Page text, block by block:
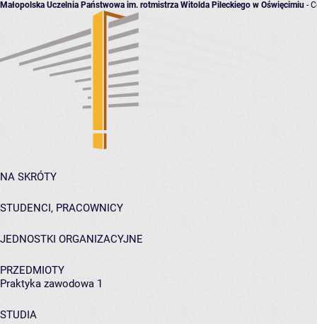
Małopolska Uczelnia Państwowa im. rotmistrza Witolda Pileckiego w Oświęcimiu -
NA SKRÓTY
STUDENCI, PRACOWNICY
JEDNOSTKI ORGANIZACYJNE
PRZEDMIOTY
Praktyka zawodowa 1
STUDIA